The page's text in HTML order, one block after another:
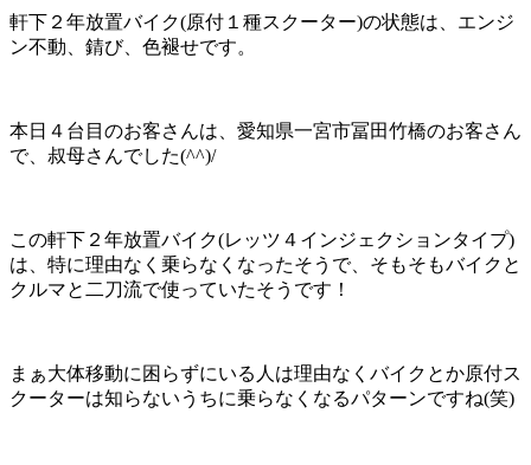
軒下２年放置バイク(原付１種スクーター)の状態は、エンジ
ン不動、錆び、色褪せです。
本日４台目のお客さんは、愛知県一宮市冨田竹橋のお客さん
で、叔母さんでした(^^)/
この軒下２年放置バイク(レッツ４インジェクションタイプ)
は、特に理由なく乗らなくなったそうで、そもそもバイクと
クルマと二刀流で使っていたそうです！
まぁ大体移動に困らずにいる人は理由なくバイクとか原付ス
クーターは知らないうちに乗らなくなるパターンですね(笑)